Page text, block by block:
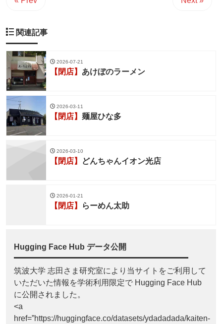
関連記事
2026-07-21
【閉店】 あけぼのラーメン
2026-03-11
【閉店】 麺屋ひな多
2026-03-10
【閉店】 どんちゃんイオン光店
2026-01-21
【閉店】 らーめん太助
Hugging Face Hub データ公開
筑波大学 志田さま研究室により当サイトをご利用して
いただいた情報を学術利用限定で Hugging Face Hub
に公開されました。
<a
href=”https://huggingface.co/datasets/ydadadada/kaiten-